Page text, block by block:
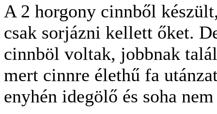
A 2 horgony cinnből
csak sorjázni kellett őket.
cinnböl voltak, jobbnak
mert cinnre élethű fa
enyhén idegölő és soha